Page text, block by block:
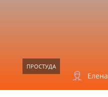
ПРОСТУДА
Елена